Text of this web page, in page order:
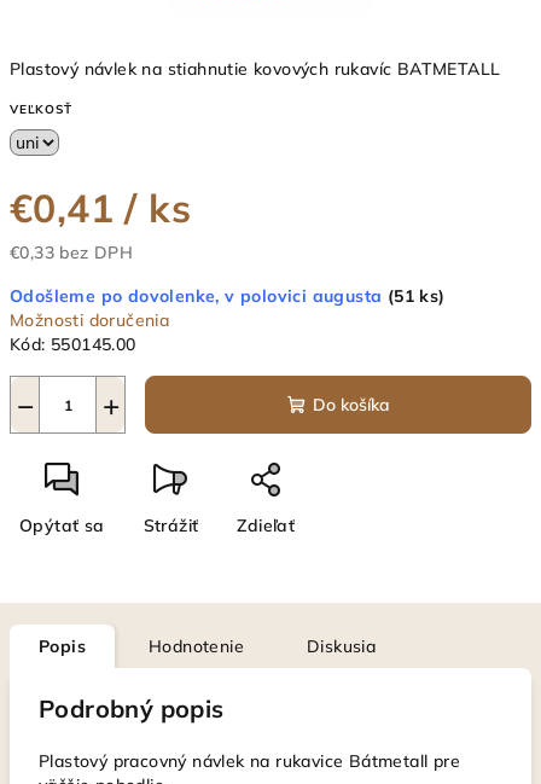
Plastový návlek na stiahnutie kovových rukavíc BATMETALL
VEĽKOSŤ
€0,41/ ks
€0,33 bez DPH
cena:
Odošleme po dovolenke, v polovici augusta (51 ks)
Možnosti doručenia
Kód: 550145.00
+
− Do košíka
Opýtať sa Strážiť Zdieľať
Popis Hodnotenie Diskusia
Podrobný popis
Plastový pracovný návlek na rukavice Bátmetall pre